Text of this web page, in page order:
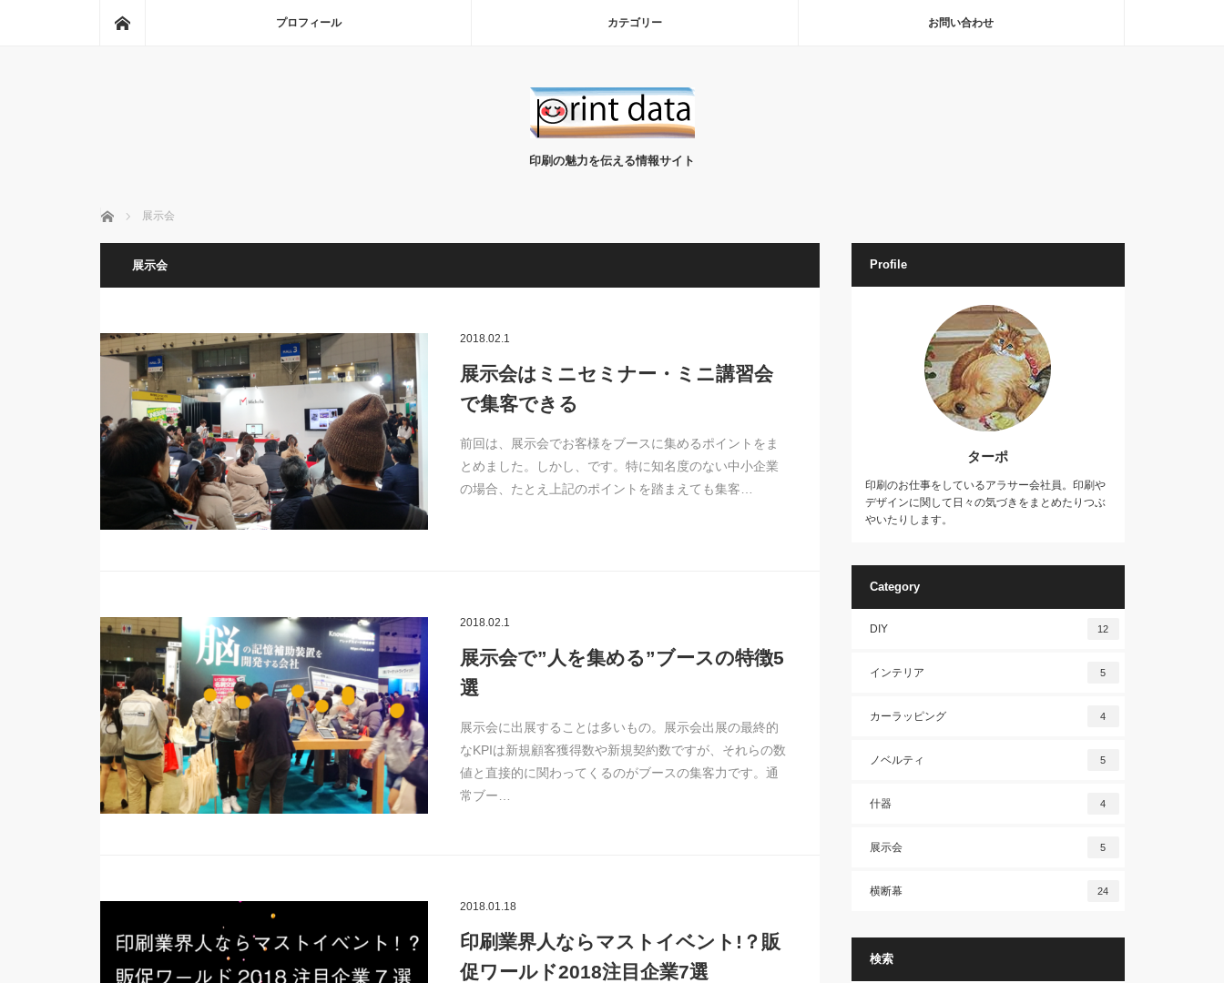
プロフィール カテゴリー お問い合わせ
印刷の魅力を伝える情報サイト
ホーム 展示会
展示会
2018.02.1
展示会はミニセミナー・ミニ講習会
で集客できる
前回は、展示会でお客様をブースに集めるポイントをま
とめました。しかし、です。特に知名度のない中小企業
の場合、たとえ上記のポイントを踏まえても集客…
2018.02.1
展示会で”人を集める”ブースの特徴5
選
展示会に出展することは多いもの。展示会出展の最終的
なKPIは新規顧客獲得数や新規契約数ですが、それらの数
値と直接的に関わってくるのがブースの集客力です。通
常ブー…
2018.01.18
印刷業界人ならマストイベント!？販
促ワールド2018注目企業7選
Profile
ターポ
印刷のお仕事をしているアラサー会社員。印刷や
デザインに関して日々の気づきをまとめたりつぶ
やいたりします。
Category
DIY 12
インテリア 5
カーラッピング 4
ノベルティ 5
什器 4
展示会 5
横断幕 24
検索